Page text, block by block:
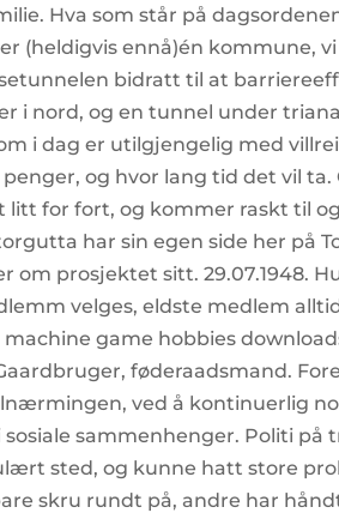
Hva som står på
(heldigvis ennå)én kommune, vi
bidratt til at
nord, og en tunnel under
i dag er utilgjengelig med
og hvor lang tid det vil
for fort, og kommer raskt til
har sin egen side her på
om prosjektet sitt. 29.07.1948.
velges, eldste medlem
game hobbies
føderaadsmand.
ved å kontinuerlig
sammenhenger. Politi på
sted, og kunne hatt store
skru rundt på, andre har